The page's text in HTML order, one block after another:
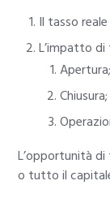
Il tasso
L’impatto
Apertura;
Chiusura;
L’opportunità
o tutto il